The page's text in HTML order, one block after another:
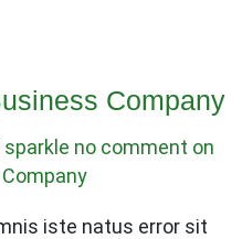
Company
sparkle no comment on
iste natus error sit